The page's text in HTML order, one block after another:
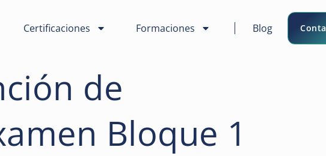
Certificaciones Formaciones Blog
de
Bloque 1